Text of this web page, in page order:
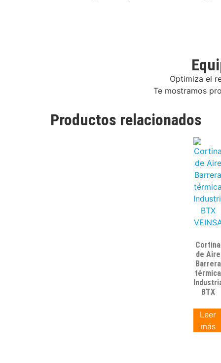
Optimiza el
Te mostramos
Productos relacionados
Cortina
de Aire
Barrera
térmica
BTX
Leer
más